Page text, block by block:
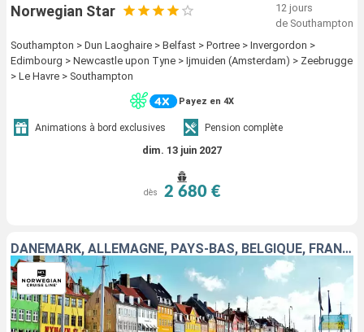
Norwegian Star
12 jours
de Southampton
Southampton > Dun Laoghaire > Belfast > Portree > Invergordon >
Edimbourg > Newcastle upon Tyne > Ijmuiden (Amsterdam) > Zeebrugge
> Le Havre > Southampton
Payez en 4X
Animations à bord exclusives Pension complète
dim. 13 juin 2027
dès 2 680 €
DANEMARK, ALLEMAGNE, PAYS-BAS, BELGIQUE, FRANCE, ROYAUME-UNI